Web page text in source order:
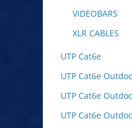
VIDEOBARS
XLR CABLES
UTP Cat6e
UTP Cat6e
UTP Cat6e
UTP Cat6e